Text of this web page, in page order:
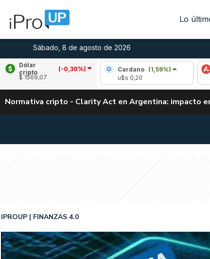
Lo
Sábado, 8 de agosto de 2026
Dólar
cripto
(-0,30%)
$ 1569,07
(1,72%)
Cardano
(1,59%)
Normativa cripto - Clarity Act en Argentina: impacto
IPROUP FINANZAS 4.0